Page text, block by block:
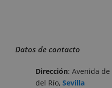
Datos de contacto
Dirección: Avenida de
del Río, Sevilla